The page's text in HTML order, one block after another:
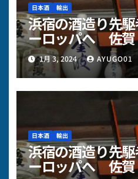
日本酒 輸出
浜宿の酒造り先
ーロッパへ 佐
～その2
1月 3, 2024 AYUGO01
日本酒 輸出
浜宿の酒造り先
ーロッパへ 佐